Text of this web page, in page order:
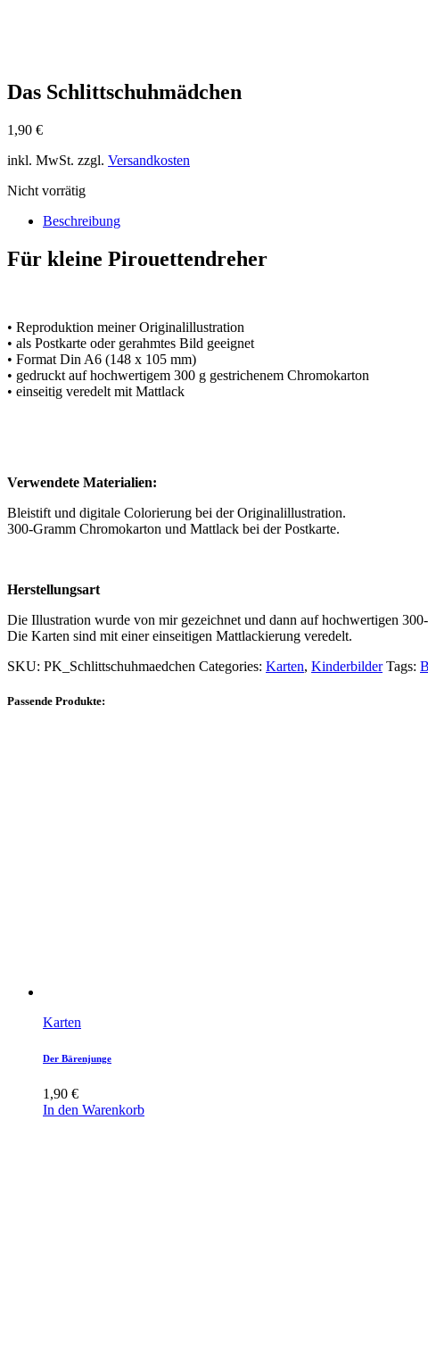
Das Schlittschuhmädchen
1,90 €
inkl. MwSt. zzgl. Versandkosten
Nicht vorrätig
Beschreibung
Für kleine Pirouettendreher
• Reproduktion meiner Originalillustration
• als Postkarte oder gerahmtes Bild geeignet
• Format Din A6 (148 x 105 mm)
• gedruckt auf hochwertigem 300 g gestrichenem Chromokarton
• einseitig veredelt mit Mattlack
Verwendete Materialien:
Bleistift und digitale Colorierung bei der Originalillustration.
300-Gramm Chromokarton und Mattlack bei der Postkarte.
Herstellungsart
Die Illustration wurde von mir gezeichnet und dann auf hochwertigen
Die Karten sind mit einer einseitigen Mattlackierung veredelt.
SKU: PK_Schlittschuhmaedchen Categories: Karten, Kinderbilder Tags:
Passende Produkte:
Karten
Der Bärenjunge
1,90 €
In den Warenkorb